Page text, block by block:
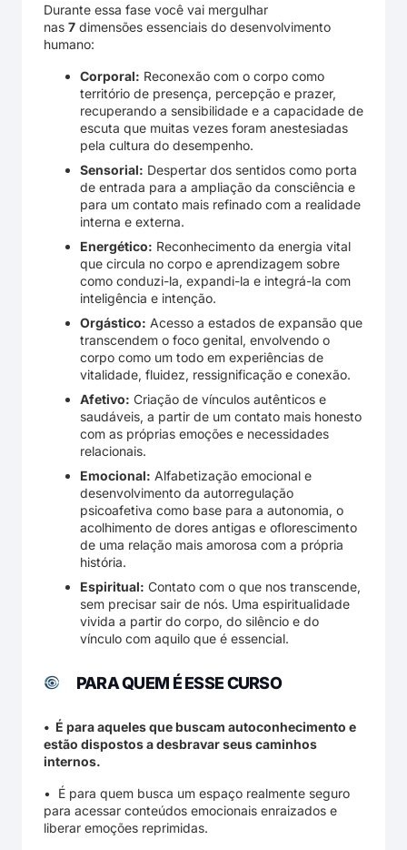
Durante essa fase você vai mergulhar
nas 7 dimensões essenciais do desenvolvimento
humano:
Corporal: Reconexão com o corpo como
território de presença, percepção e prazer,
recuperando a sensibilidade e a capacidade de
escuta que muitas vezes foram anestesiadas
pela cultura do desempenho.
Sensorial: Despertar dos sentidos como porta
de entrada para a ampliação da consciência e
para um contato mais refinado com a realidade
interna e externa.
Energético: Reconhecimento da energia vital
que circula no corpo e aprendizagem sobre
como conduzi-la, expandi-la e integrá-la com
inteligência e intenção.
Orgástico: Acesso a estados de expansão que
transcendem o foco genital, envolvendo o
corpo como um todo em experiências de
vitalidade, fluidez, ressignificação e conexão.
Afetivo: Criação de vínculos autênticos e
saudáveis, a partir de um contato mais honesto
com as próprias emoções e necessidades
relacionais.
Emocional: Alfabetização emocional e
desenvolvimento da autorregulação
psicoafetiva como base para a autonomia, o
acolhimento de dores antigas e oflorescimento
de uma relação mais amorosa com a própria
história.
Espiritual: Contato com o que nos transcende,
sem precisar sair de nós. Uma espiritualidade
vivida a partir do corpo, do silêncio e do
vínculo com aquilo que é essencial.
PARA QUEM É ESSE CURSO
•⁠ É para aqueles que buscam autoconhecimento e
estão dispostos a desbravar seus caminhos
internos.
•⁠ É para quem busca um espaço realmente seguro
para acessar conteúdos emocionais enraizados e
liberar emoções reprimidas.